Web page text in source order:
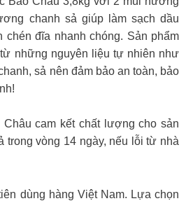
chanh sả giúp làm sạch dầu
chén đĩa nhanh chóng. Sản phẩm
những nguyên liệu tự nhiên như
sả nên đảm bảo an toàn, bảo
cam kết chất lượng cho sản
trong vòng 14 ngày, nếu lỗi từ nhà
dùng hàng Việt Nam. Lựa chọn